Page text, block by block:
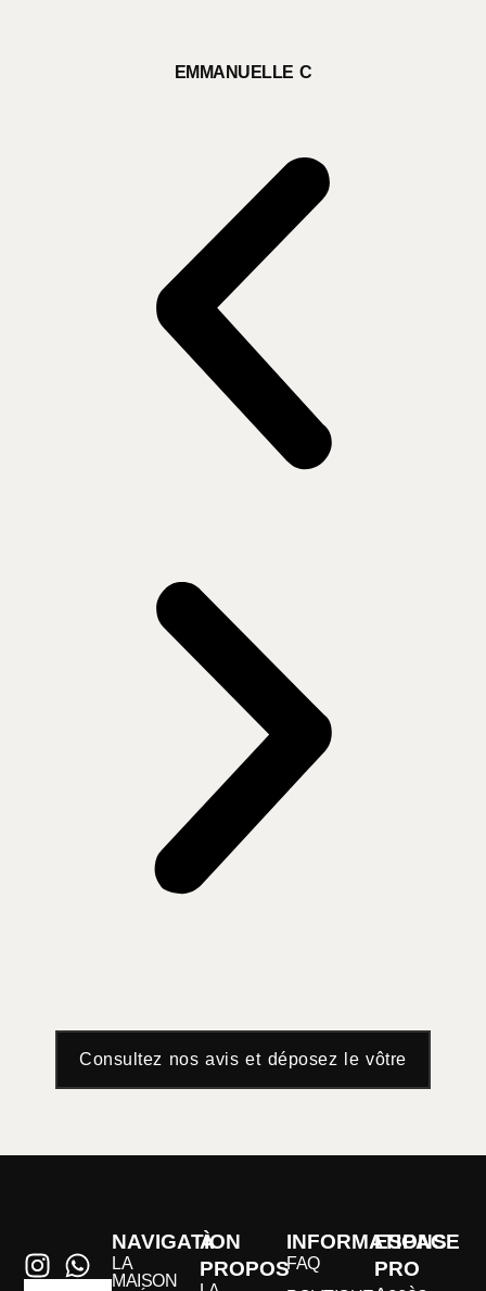
EMMANUELLE C
Consultez nos avis et déposez le vôtre
NAVIGATION
LA
MAISON
À
PROPOS
INFORMATIONS
FAQ
ESPACE
PRO